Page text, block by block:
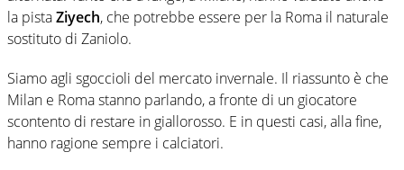
la pistaZiyech, che potrebbe essere per la Roma il naturale
sostituto di Zaniolo.
Siamo agli sgoccioli del mercato invernale. Il riassunto è che
Milan e Roma stanno parlando, a fronte di un giocatore
scontento di restare in giallorosso. E in questi casi, alla fine,
hanno ragione sempre i calciatori.